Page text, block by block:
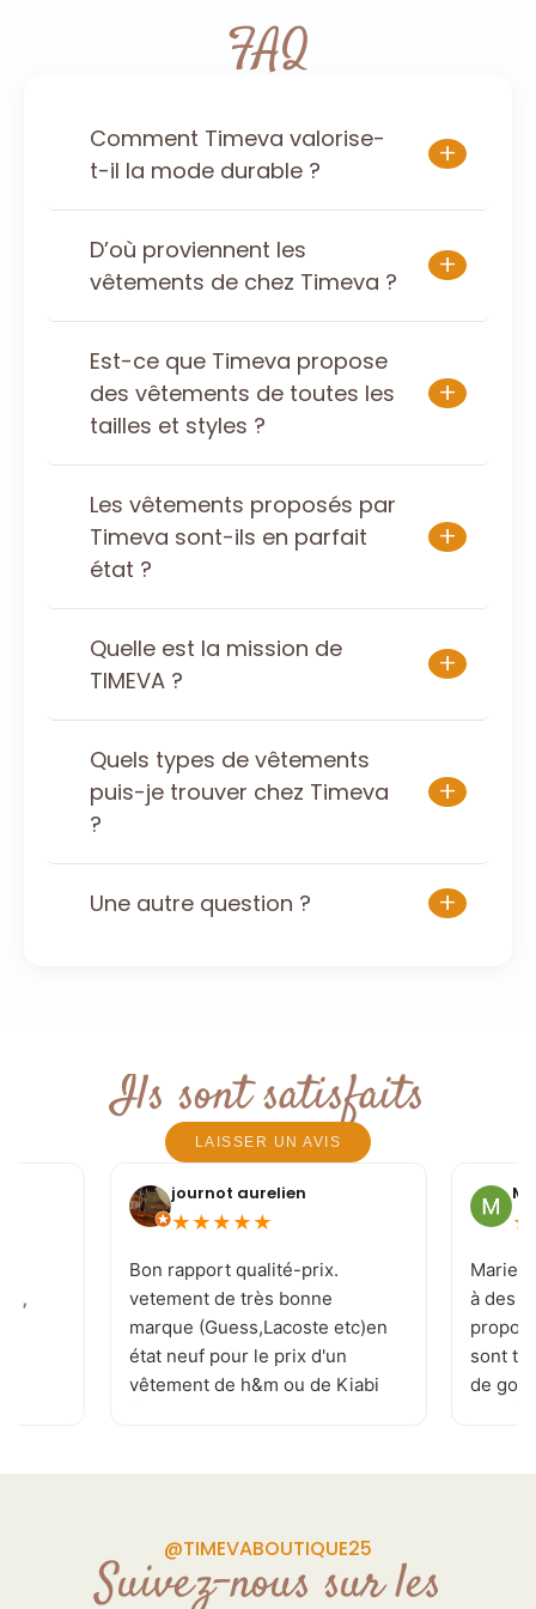
FAQ
Comment Timeva valorise-
t-il la mode durable ?
+
D’où proviennent les
vêtements de chez Timeva ?
+
Est-ce que Timeva propose
des vêtements de toutes les
tailles et styles ?
+
Les vêtements proposés par
Timeva sont-ils en parfait
état ?
+
Quelle est la mission de
TIMEVA ?
+
Quels types de vêtements
puis-je trouver chez Timeva
?
+
Une autre question ? +
Ils sont satisfaits
LAISSER UN AVIS
! ,
journot aurelien
★ ★ ★ ★ ★
Bon rapport qualité-prix.
vetement de très bonne
marque (Guess,Lacoste etc)en
état neuf pour le prix d'un
vêtement de h&m ou de Kiabi
.je recommande . page
plusieurs fois par jour
souriante et a l'écoute de vos
demande Donc allé y sans
★
Marie-
à des
sont
de
@TIMEVABOUTIQUE25
Suivez-nous sur les